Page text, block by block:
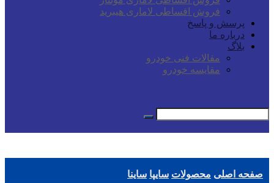
فروش اقساطی لاماری هیبرید
پرسش و پاسخ
درباره ما
بلاگ
مقالات فنی خودرو
مقایسه خودرو
صفحه اصلی محصولات سایپا ساینا